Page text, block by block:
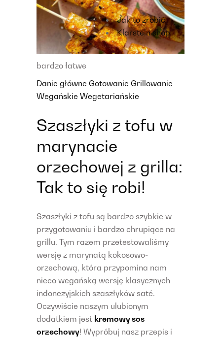
Jak to zrobić
Klarstein shop
bardzo łatwe
Danie główne Gotowanie Grillowanie
Wegańskie Wegetariańskie
Szaszłyki z tofu w
marynacie
orzechowej z grilla:
Tak to się robi!
Szaszłyki z tofu są bardzo szybkie w
przygotowaniu i bardzo chrupiące na
grillu. Tym razem przetestowaliśmy
wersję z marynatą kokosowo-
orzechową, która przypomina nam
nieco wegańską wersję klasycznych
indonezyjskich szaszłyków saté.
Oczywiście naszym ulubionym
dodatkiem jest kremowy sos
orzechowy! Wypróbuj nasz przepis i